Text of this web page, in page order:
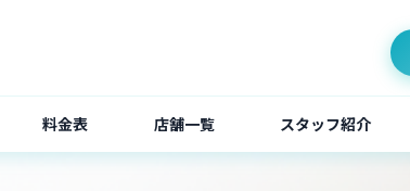
料金表 店舗一覧 スタッフ紹介